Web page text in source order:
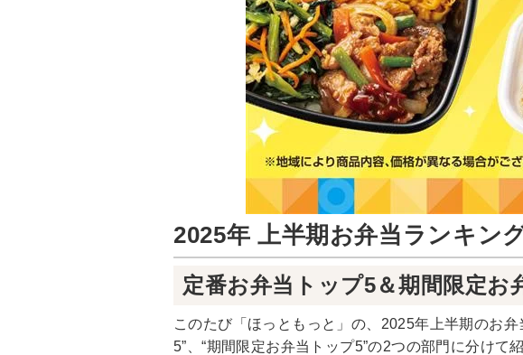
2025年 上半期お弁当ランキン
定番お弁当トップ5＆期間限定お
このたび「ほっともっと」の、2025年上半期のお
5”、“期間限定お弁当トップ5”の2つの部門に分けて